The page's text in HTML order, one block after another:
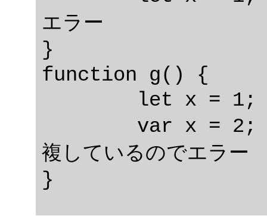
エラー
}
function g() {
複しているのでエラー